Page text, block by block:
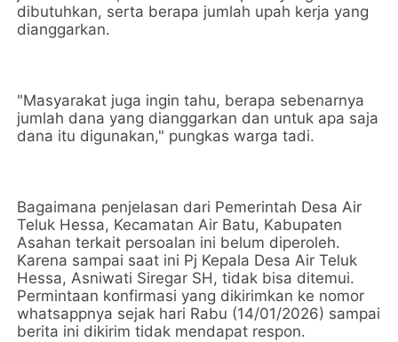
dibutuhkan, serta berapa jumlah upah kerja yang
dianggarkan.
"Masyarakat juga ingin tahu, berapa sebenarnya
jumlah dana yang dianggarkan dan untuk apa saja
dana itu digunakan," pungkas warga tadi.
Bagaimana penjelasan dari Pemerintah Desa Air
Teluk Hessa, Kecamatan Air Batu, Kabupaten
Asahan terkait persoalan ini belum diperoleh.
Karena sampai saat ini Pj Kepala Desa Air Teluk
Hessa, Asniwati Siregar SH, tidak bisa ditemui.
Permintaan konfirmasi yang dikirimkan ke nomor
whatsappnya sejak hari Rabu (14/01/2026) sampai
berita ini dikirim tidak mendapat respon.